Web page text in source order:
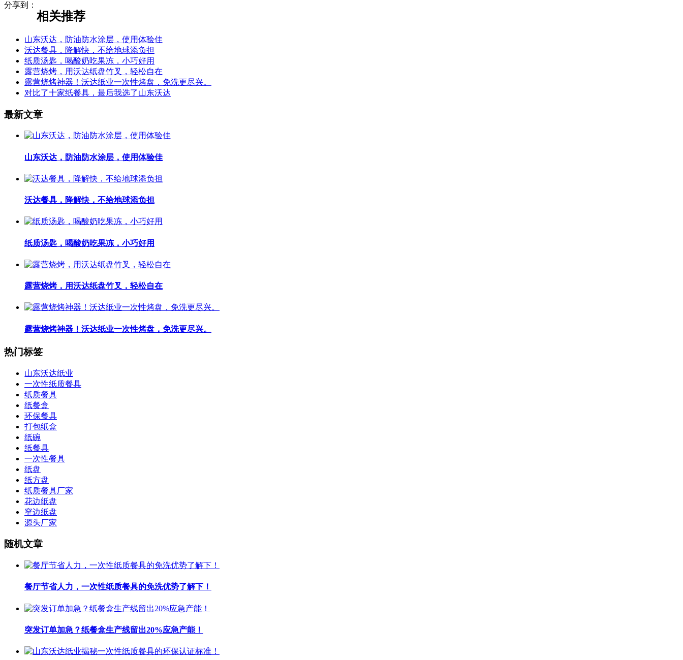
分享到：
相关推荐
山东沃达，防油防水涂层，使用体验佳
沃达餐具，降解快，不给地球添负担
纸质汤匙，喝酸奶吃果冻，小巧好用
露营烧烤，用沃达纸盘竹叉，轻松自在
露营烧烤神器！沃达纸业一次性烤盘，免洗更尽兴。
对比了十家纸餐具，最后我选了山东沃达
最新文章
山东沃达，防油防水涂层，使用体验佳
沃达餐具，降解快，不给地球添负担
纸质汤匙，喝酸奶吃果冻，小巧好用
露营烧烤，用沃达纸盘竹叉，轻松自在
露营烧烤神器！沃达纸业一次性烤盘，免洗更尽兴。
热门标签
山东沃达纸业
一次性纸质餐具
纸质餐具
纸餐盒
环保餐具
打包纸盒
纸碗
纸餐具
一次性餐具
纸盘
纸方盘
纸质餐具厂家
花边纸盘
窄边纸盘
源头厂家
随机文章
餐厅节省人力，一次性纸质餐具的免洗优势了解下！
突发订单加急？纸餐盒生产线留出20%应急产能！